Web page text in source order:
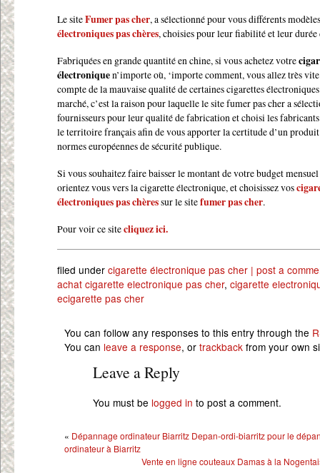
Le siteFumer pas cher, a sélectionné pour vous différents
électroniques pas chères, choisies pour leur fiabilité et leur durée
Fabriquées en grande quantité en chine, si vous achetez votre
électroniquen’importe où, ‘importe comment, vous allez très
compte de la mauvaise qualité de certaines cigarettes
marché, c’est la raison pour laquelle le site fumer pas cher a
fournisseurs pour leur qualité de fabrication et choisi les
le territoire français afin de vous apporter la certitude d’un
normes européennes de sécurité publique.
Si vous souhaitez faire baisser le montant de votre budget
orientez vous vers la cigarette électronique, et choisissez vos
électroniques pas chèressur le sitefumer pas cher.
Pour voir ce sitecliquez ici.
filed under cigarette électronique pas cher | post a
achat cigarette electronique pas cher, cigarette
ecigarette pas cher
You can follow any responses to this entry through the
You can leave a response, or trackback from your own
Leave a Reply
You must be logged in to post a comment.
« Dépannage ordinateur Biarritz Depan-ordi-biarritz pour le
ordinateur à Biarritz
Vente en ligne couteaux Damas à la